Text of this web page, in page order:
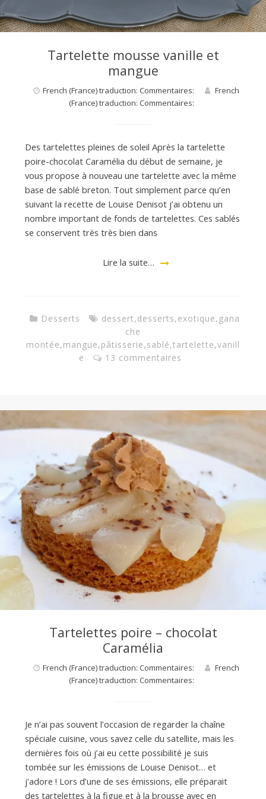
e
M
Tartelette mousse vanille et
mangue
French (France) traduction: Commentaires:
French
(France) traduction: Commentaires:
Des tartelettes pleines de soleil Après la tartelette
poire-chocolat Caramélia du début de semaine, je
vous propose à nouveau une tartelette avec la même
base de sablé breton. Tout simplement parce qu’en
suivant la recette de Louise Denisot j’ai obtenu un
nombre important de fonds de tartelettes. Ces sablés
se conservent très très bien dans
Lire la suite…
Desserts dessert,desserts,exotique, gana
che
montée,mangue,pâtisserie,sablé,tartelette,vanill
e
13 commentaires
Tartelettes poire – chocolat
Caramélia
French (France) traduction: Commentaires:
French
(France) traduction: Commentaires:
Je n’ai pas souvent l’occasion de regarder la chaîne
spéciale cuisine, vous savez celle du satellite, mais les
dernières fois où j’ai eu cette possibilité je suis
tombée sur les émissions de Louise Denisot… et
j’adore ! Lors d’une de ses émissions, elle préparait
des tartelettes à la figue et à la brousse avec en